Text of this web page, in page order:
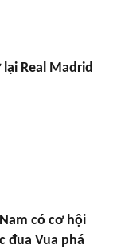
Real Madrid
có cơ hội
đua Vua phá